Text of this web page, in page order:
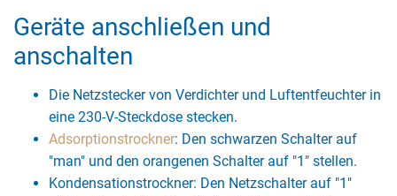
Geräte anschließen und
anschalten
Die Netzstecker von Verdichter und Luftentfeuchter in
eine 230-V-Steckdose stecken.
Adsorptionstrockner: Den schwarzen Schalter auf
"man" und den orangenen Schalter auf "1" stellen.
Kondensationstrockner: Den Netzschalter auf "1"